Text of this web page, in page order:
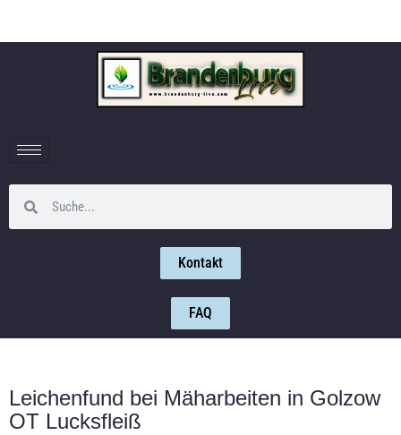
Kontakt
FAQ
Leichenfund bei Mäharbeiten in Golzow
OT Lucksfleiß